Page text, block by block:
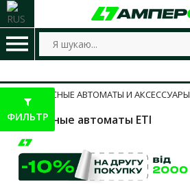
КОРПУСНЫЕ АВТОМАТЫ И АКСЕССУАРЫ
Корпусные автоматы ETI
ФИЛЬТР